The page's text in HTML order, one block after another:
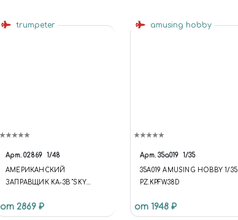
trumpeter
Арт. 02869 1/48
АМЕРИКАНСКИЙ
ЗАПРАВЩИК KA-3B "SKY
"SKY WARRIOR" TANKER
от 2869 ₽
amusing hobby
Арт. 35a019 1/35
35A019 AMUSING HOBBY 1/35
PZ.KPFW.38D
от 1948 ₽